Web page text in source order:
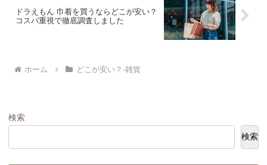
ドラえもん 巾着を買うならどこが安い？
コスパ重視で徹底調査しました
ホーム どこが安い？-雑貨
検索
検索